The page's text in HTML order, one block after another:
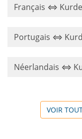
Français ⇔ Kurde
Portugais ⇔
Néerlandais ⇔
VOIR